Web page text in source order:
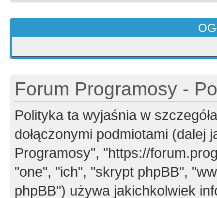
Forum Programosy -
Polityka ta wyjaśnia w
dołączonymi podmiotami (dalej
Programosy", "https://
"one", "ich", "skrypt phpBB",
phpBB") używa jakichkolwiek